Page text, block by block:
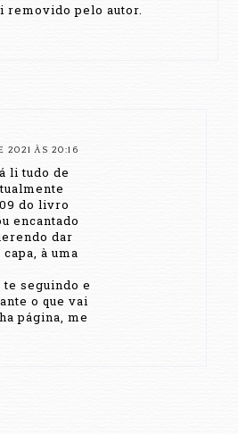
removido pelo autor.
2021 ÀS 20:16
li tudo de
do livro
encantado
dar
à uma
te seguindo e
o que vai
página, me